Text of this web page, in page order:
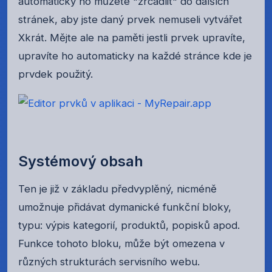
stránek, aby jste daný prvek nemuseli vytvářet
Xkrát. Mějte ale na paměti jestli prvek upravíte,
upravíte ho automaticky na každé stránce kde je
prvdek použitý.
Systémový obsah
Ten je již v základu předvyplěný, nicméně
umožnuje přidávat dymanické funkční bloky,
typu: výpis kategorií, produktů, popisků apod.
Funkce tohoto bloku, může být omezena v
různých strukturách servisního webu.